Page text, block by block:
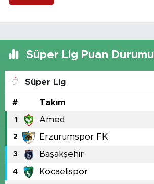
Süper Lig Puan Durumu
Süper Lig
# Takım
1 Amed
2 Erzurumspor FK
3 Başakşehir
4 Kocaelispor